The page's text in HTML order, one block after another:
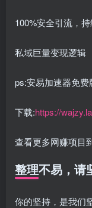
100%安全引流，
私域巨量变现逻辑
ps:安易加速器免
下载:https://
查看更多网赚项目
整理不易，请
你的坚持，是我们